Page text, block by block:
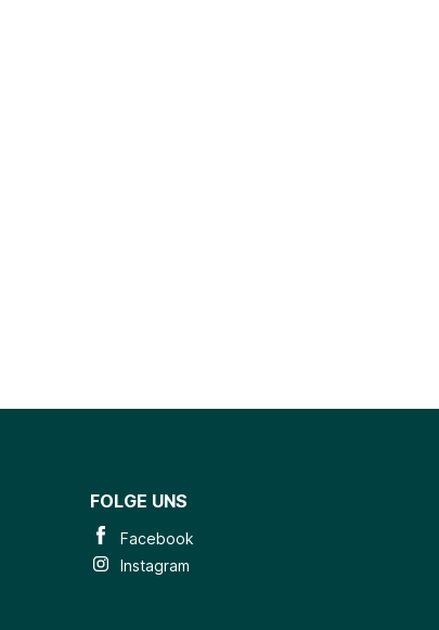
FOLGE UNS
Facebook
Instagram